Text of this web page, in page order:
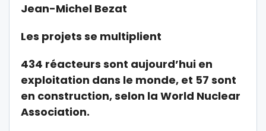
Jean-Michel Bezat
Les projets se multiplient
434 réacteurs sont aujourd’hui en
exploitation dans le monde, et 57 sont
en construction, selon la World Nuclear
Association.